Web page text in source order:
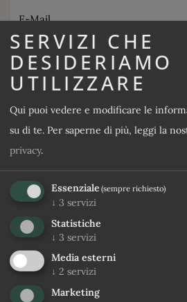
E-Mail
Telefono
Messaggio
SERVIZI CHE
DESIDERIAMO
UTILIZZARE
Qui puoi vedere e modificare le
su di te. Per saperne di più, leggi la
privacy.
Essenziale (sempre richiesto)
↓ 3 servizi
Statistiche
↓ 3 servizi
Media esterni
↓ 2 servizi
Marketing